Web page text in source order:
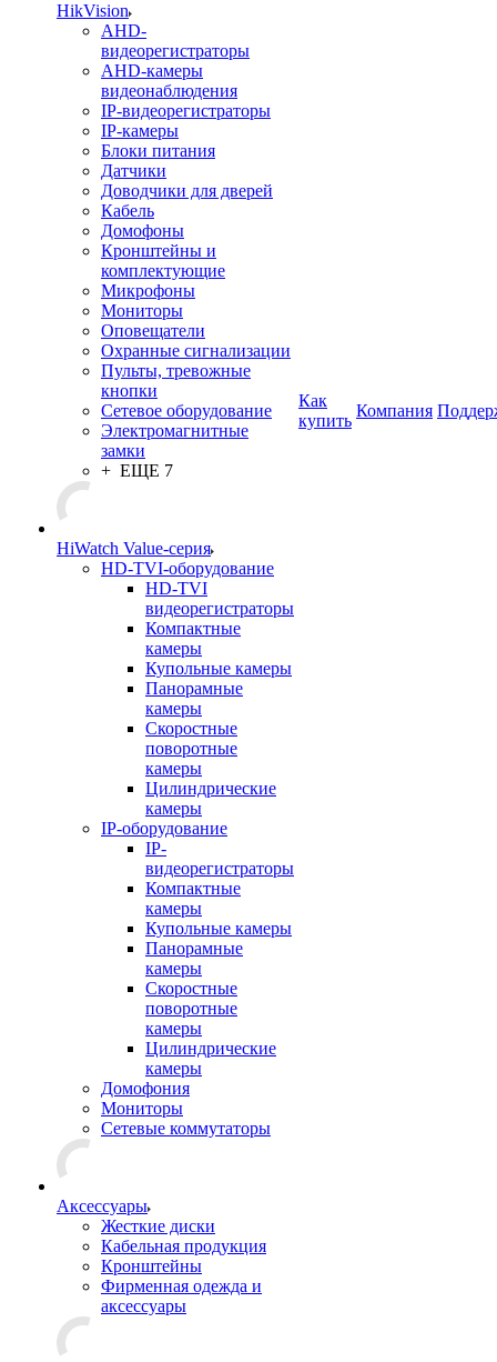
HikVision
AHD-
видеорегистраторы
AHD-камеры
видеонаблюдения
IP-видеорегистраторы
IP-камеры
Блоки питания
Датчики
Доводчики для дверей
Кабель
Домофоны
Кронштейны и
комплектующие
Микрофоны
Мониторы
Оповещатели
Охранные сигнализации
Пульты, тревожные
кнопки
Сетевое оборудование
Электромагнитные
замки
+ ЕЩЕ 7
HiWatch Value-серия
HD-TVI-оборудование
HD-TVI
видеорегистраторы
Компактные
камеры
Купольные камеры
Панорамные
камеры
Скоростные
поворотные
камеры
Цилиндрические
камеры
IP-оборудование
IP-
видеорегистраторы
Компактные
камеры
Купольные камеры
Панорамные
камеры
Скоростные
поворотные
камеры
Цилиндрические
камеры
Домофония
Мониторы
Сетевые коммутаторы
Аксессуары
Жесткие диски
Кабельная продукция
Кронштейны
Фирменная одежда и
аксессуары
Как
купить
Компания